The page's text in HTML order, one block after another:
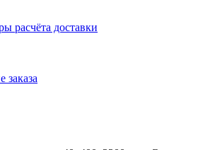
расчёта доставки
заказа